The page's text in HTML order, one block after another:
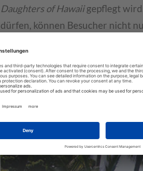
Daughters of Hawaiigepflegt
dürfen, können Besucher nicht
besichtigen, sondern auch
seinen vielen viktorianischen
ermöglicht dem Besucher eine